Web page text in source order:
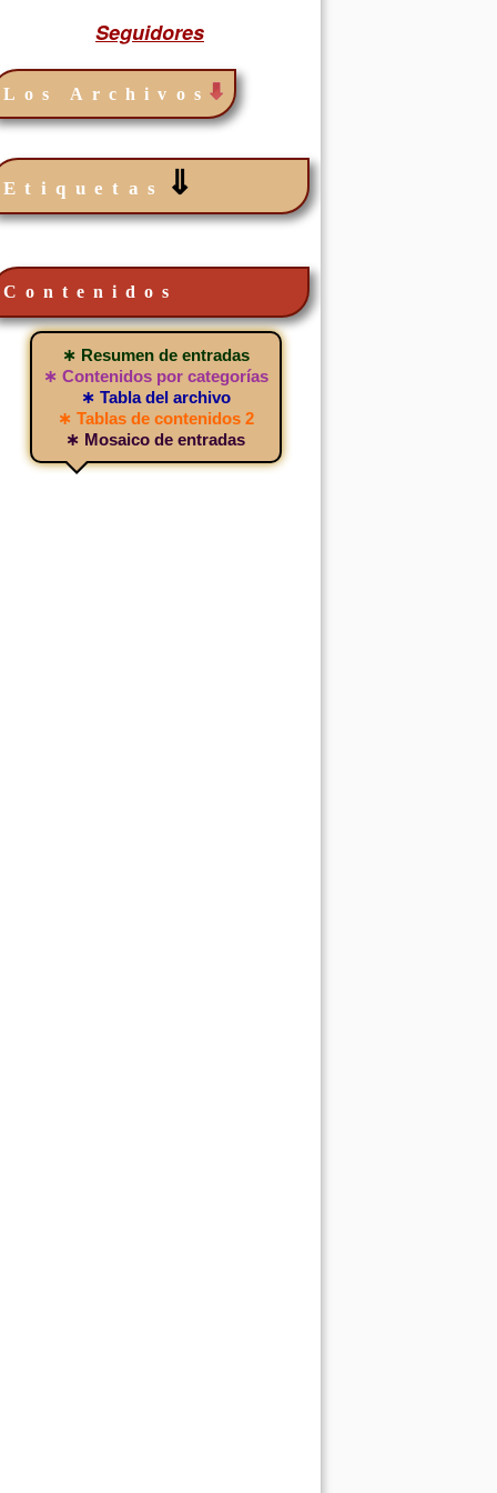
Seguidores
Los Archivos
Etiquetas ⇓
Contenidos
∗ Resumen de entradas
∗ Contenidos por categorías
∗ Tabla del archivo
∗ Tablas de contenidos 2
∗ Mosaico de entradas